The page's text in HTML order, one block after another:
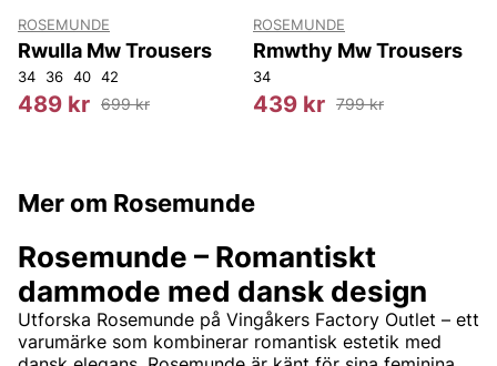
ROSEMUNDE
Rwulla Mw Trousers
34 36 40 42
489 kr 699 kr
ROSEMUNDE
Rmwthy Mw Trousers
34
439 kr 799 kr
Mer om Rosemunde
Rosemunde – Romantiskt
dammode med dansk design
Utforska Rosemunde på Vingåkers Factory Outlet – ett
varumärke som kombinerar romantisk estetik med